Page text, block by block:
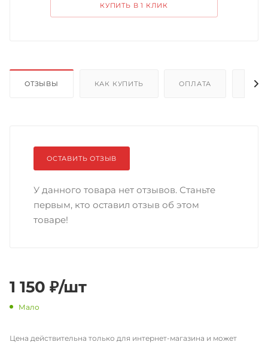
КУПИТЬ В 1 КЛИК
ОТЗЫВЫ КАК КУПИТЬ ОПЛАТА
ОСТАВИТЬ ОТЗЫВ
У данного товара нет отзывов. Станьте
первым, кто оставил отзыв об этом
товаре!
1 150 ₽/шт
Мало
Цена действительна только для интернет-магазина и может